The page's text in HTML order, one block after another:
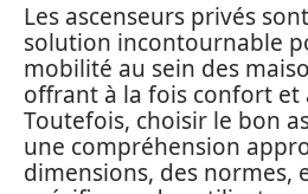
Les ascenseurs privés
solution incontournable
mobilité au sein des
offrant à la fois confort et
Toutefois, choisir le bon
une compréhension
dimensions, des normes,